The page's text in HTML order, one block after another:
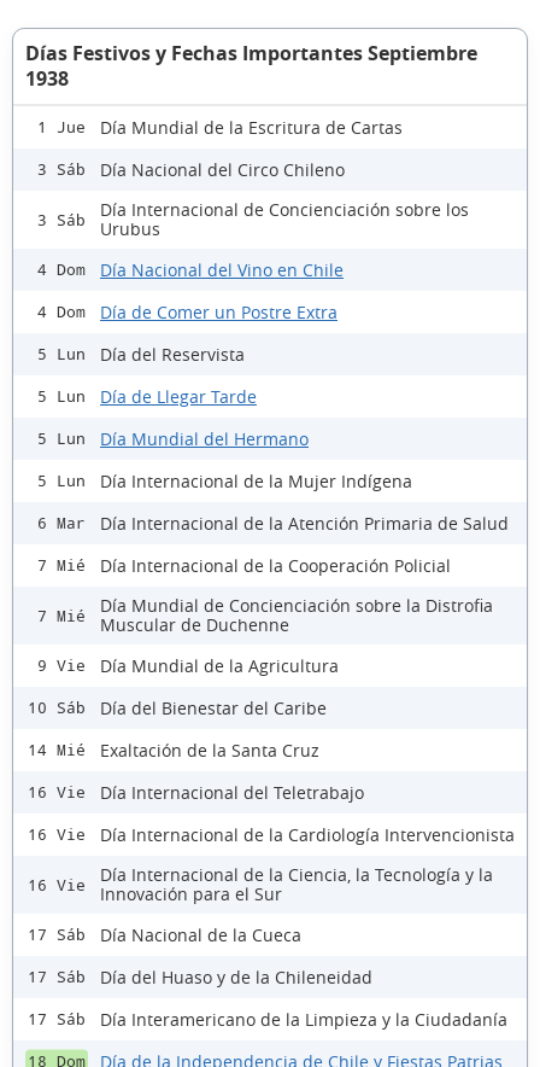
Días Festivos y Fechas Importantes Septiembre
1938
1 Jue Día Mundial de la Escritura de Cartas
3 Sáb Día Nacional del Circo Chileno
3 Sáb
Día Internacional de Concienciación sobre los
Urubus
4 Dom Día Nacional del Vino en Chile
4 Dom Día de Comer un Postre Extra
5 Lun Día del Reservista
5 Lun Día de Llegar Tarde
5 Lun Día Mundial del Hermano
5 Lun Día Internacional de la Mujer Indígena
6 Mar Día Internacional de la Atención Primaria de Salud
7 Mié Día Internacional de la Cooperación Policial
7 Mié
Día Mundial de Concienciación sobre la Distrofia
Muscular de Duchenne
9 Vie Día Mundial de la Agricultura
10 Sáb Día del Bienestar del Caribe
14 Mié Exaltación de la Santa Cruz
16 Vie Día Internacional del Teletrabajo
16 Vie Día Internacional de la Cardiología Intervencionista
16 Vie
Día Internacional de la Ciencia, la Tecnología y la
Innovación para el Sur
17 Sáb Día Nacional de la Cueca
17 Sáb Día del Huaso y de la Chileneidad
17 Sáb Día Interamericano de la Limpieza y la Ciudadanía
18 Dom Día de la Independencia de Chile y Fiestas Patrias